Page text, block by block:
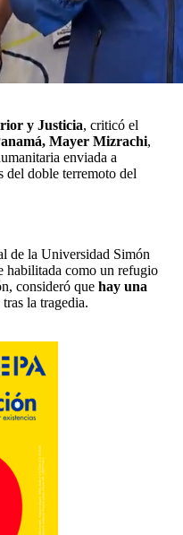
y Justicia, criticó el
Mayer Mizrachi,
enviada a
del doble terremoto del
de la Universidad Simón
como un refugio
consideró que hay una
tras la tragedia.